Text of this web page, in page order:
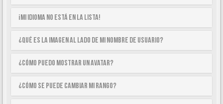
¡Mi idioma no está en la lista!
¿Qué es la imagen al lado de mi nombre de usuario?
¿Cómo puedo mostrar un avatar?
¿Cómo se puede cambiar mi rango?